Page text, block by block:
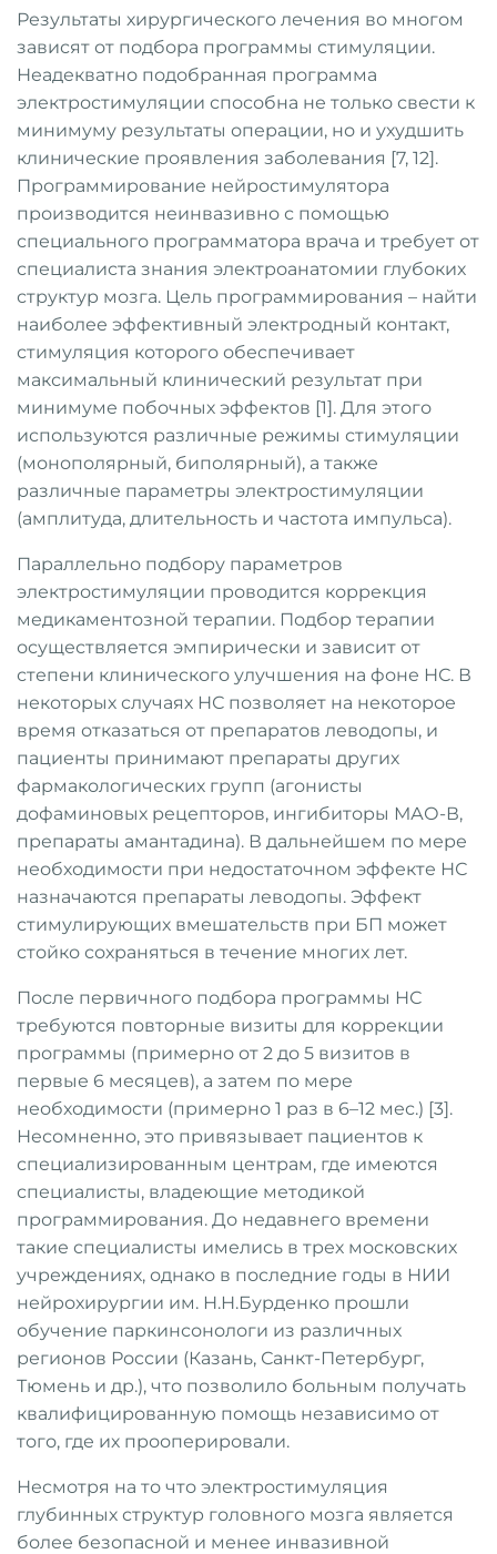
Результаты хирургического лечения во многом
зависят от подбора программы стимуляции.
Неадекватно подобранная программа
электростимуляции способна не только свести к
минимуму результаты операции, но и ухудшить
клинические проявления заболевания [7, 12].
Программирование нейростимулятора
производится неинвазивно с помощью
специального программатора врача и требует от
специалиста знания электроанатомии глубоких
структур мозга. Цель программирования – найти
наиболее эффективный электродный контакт,
стимуляция которого обеспечивает
максимальный клинический результат при
минимуме побочных эффектов [1]. Для этого
используются различные режимы стимуляции
(монополярный, биполярный), а также
различные параметры электростимуляции
(амплитуда, длительность и частота импульса).
Параллельно подбору параметров
электростимуляции проводится коррекция
медикаментозной терапии. Подбор терапии
осуществляется эмпирически и зависит от
степени клинического улучшения на фоне НС. В
некоторых случаях НС позволяет на некоторое
время отказаться от препаратов леводопы, и
пациенты принимают препараты других
фармакологических групп (агонисты
дофаминовых рецепторов, ингибиторы МАО-В,
препараты амантадина). В дальнейшем по мере
необходимости при недостаточном эффекте НС
назначаются препараты леводопы. Эффект
стимулирующих вмешательств при БП может
стойко сохраняться в течение многих лет.
После первичного подбора программы НС
требуются повторные визиты для коррекции
программы (примерно от 2 до 5 визитов в
первые 6 месяцев), а затем по мере
необходимости (примерно 1 раз в 6–12 мес.) [3].
Несомненно, это привязывает пациентов к
специализированным центрам, где имеются
специалисты, владеющие методикой
программирования. До недавнего времени
такие специалисты имелись в трех московских
учреждениях, однако в последние годы в НИИ
нейрохирургии им. Н.Н.Бурденко прошли
обучение паркинсонологи из различных
регионов России (Казань, Санкт-Петербург,
Тюмень и др.), что позволило больным получать
квалифицированную помощь независимо от
того, где их прооперировали.
Несмотря на то что электростимуляция
глубинных структур головного мозга является
более безопасной и менее инвазивной